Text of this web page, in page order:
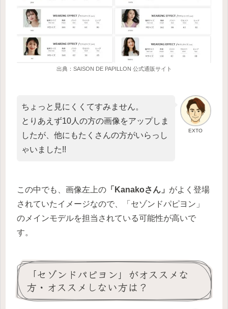
出典：SAISON DE PAPILLON 公式通販サイト
EXTO
ちょっと見にくくてすみません。
とりあえず10人の方の画像をアップしま
したが、他にもたくさんの方がいらっし
ゃいました!!
この中でも、画像左上の 「Kanakoさん」 がよく登場
されていたイメージなので、「セゾンドパピヨン」
のメインモデルを担当されている可能性が高いで
す。
「セゾンドパピヨン」がオススメな
方・オススメしない方は？